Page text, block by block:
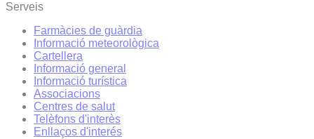
Serveis
Farmàcies de guàrdia
Informació meteorològica
Cartellera
Informació general
Informació turística
Associacions
Centres de salut
Telèfons d'interès
Enllaços d'interés